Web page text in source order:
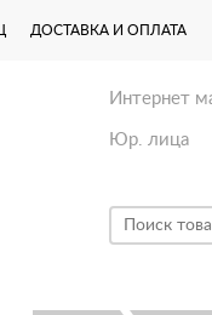
ДОСТАВКА И ОПЛАТА
Интернет
Юр. лица